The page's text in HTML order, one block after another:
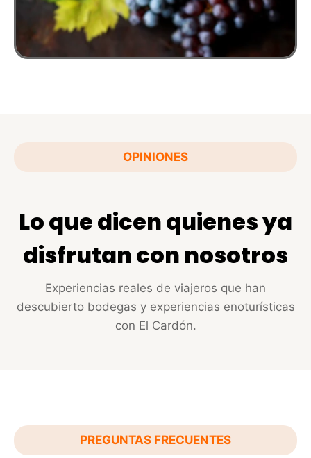
OPINIONES
Lo que dicen quienes ya
disfrutan con nosotros
Experiencias reales de viajeros que han
descubierto bodegas y experiencias enoturísticas
con El Cardón.
PREGUNTAS FRECUENTES